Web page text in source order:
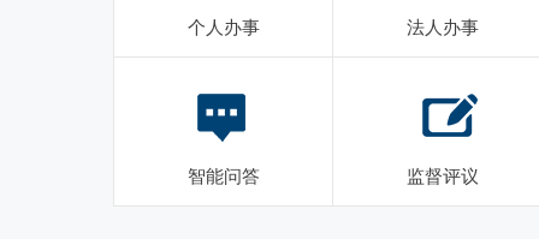
个人办事 法人办事
智能问答 监督评议